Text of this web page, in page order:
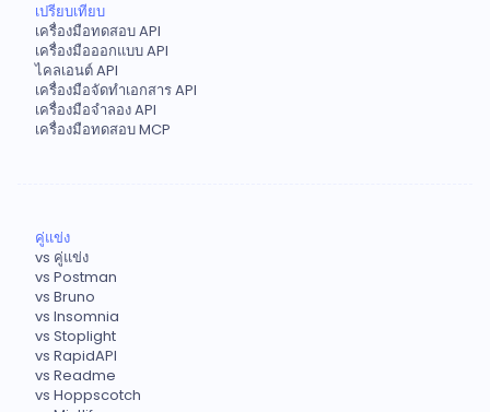
เปรียบเทียบ
เครื่องมือทดสอบ API
เครื่องมือออกแบบ API
ไคลเอนต์ API
เครื่องมือจัดทำเอกสาร API
เครื่องมือจำลอง API
เครื่องมือทดสอบ MCP
คู่แข่ง
vs คู่แข่ง
vs Postman
vs Bruno
vs Insomnia
vs Stoplight
vs RapidAPI
vs Readme
vs Hoppscotch